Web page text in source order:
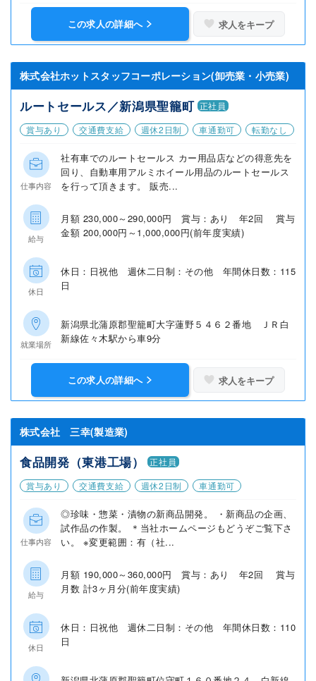
この求人の詳細へ 求人をキープ
株式会社ホットスタッフコーポレーション(卸売業・小売業)
ルートセールス／新潟県聖籠町 正社員
賞与あり
交通費支給 週休2日制 車通勤可 転勤なし
仕事内容
社有車でのルートセールス カー用品店などの得意先を
回り、自動車用アルミホイール用品のルートセールス
を行って頂きます。 販売...
給与
月額 230,000～290,000円 賞与：あり 年2回 賞与
金額 200,000円～1,000,000円(前年度実績)
休日
休日：日祝他 週休二日制：その他 年間休日数：115
日
就業場所
新潟県北蒲原郡聖籠町大字蓮野５４６２番地 ＪＲ白
新線佐々木駅から車9分
この求人の詳細へ 求人をキープ
株式会社 三幸(製造業)
食品開発（東港工場）
正社員
賞与あり
交通費支給 週休2日制 車通勤可
仕事内容
◎珍味・惣菜・漬物の新商品開発。 ・新商品の企画、
試作品の作製。 ＊当社ホームページもどうぞご覧下さ
い。 ※変更範囲：有（社...
給与
月額 190,000～360,000円 賞与：あり 年2回 賞与
月数 計3ヶ月分(前年度実績)
休日
休日：日祝他 週休二日制：その他 年間休日数：110
日